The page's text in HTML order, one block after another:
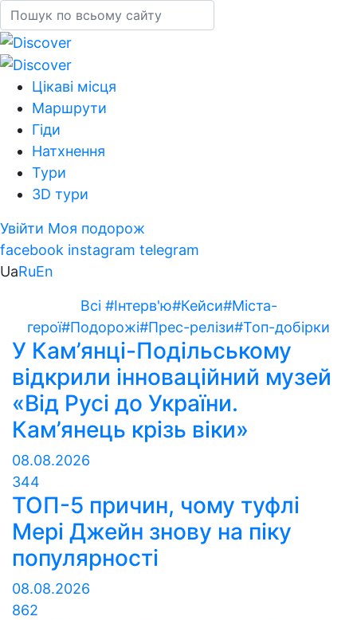
Цікаві місця
Маршрути
Гіди
Натхнення
Тури
3D тури
Увійти Моя подорож
facebook instagram telegram
UaRuEn
Всі #Інтерв'ю#Кейси#Міста-
герої#Подорожі#Прес-релізи#Топ-добірки
У Кам’янці-Подільському
відкрили інноваційний музей
«Від Русі до України.
Кам’янець крізь віки»
08.08.2026
344
ТОП-5 причин, чому туфлі
Мері Джейн знову на піку
популярності
08.08.2026
862